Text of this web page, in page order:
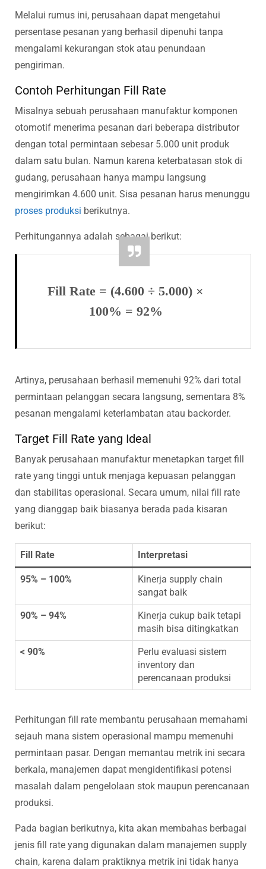
Melalui rumus ini, perusahaan dapat mengetahui
persentase pesanan yang berhasil dipenuhi tanpa
mengalami kekurangan stok atau penundaan
pengiriman.
Contoh Perhitungan Fill Rate
Misalnya sebuah perusahaan manufaktur komponen
otomotif menerima pesanan dari beberapa distributor
dengan total permintaan sebesar 5.000 unit produk
dalam satu bulan. Namun karena keterbatasan stok di
gudang, perusahaan hanya mampu langsung
mengirimkan 4.600 unit. Sisa pesanan harus menunggu
proses produksi berikutnya.
Perhitungannya adalah sebagai berikut:
Fill Rate = (4.600 ÷ 5.000) ×
100% = 92%
Artinya, perusahaan berhasil memenuhi 92% dari total
permintaan pelanggan secara langsung, sementara 8%
pesanan mengalami keterlambatan atau backorder.
Target Fill Rate yang Ideal
Banyak perusahaan manufaktur menetapkan target fill
rate yang tinggi untuk menjaga kepuasan pelanggan
dan stabilitas operasional. Secara umum, nilai fill rate
yang dianggap baik biasanya berada pada kisaran
berikut:
Fill Rate Interpretasi
95% – 100%
Kinerja supply chain
sangat baik
90% – 94%
Kinerja cukup baik tetapi
masih bisa ditingkatkan
< 90%
Perlu evaluasi sistem
inventory dan
perencanaan produksi
Perhitungan fill rate membantu perusahaan memahami
sejauh mana sistem operasional mampu memenuhi
permintaan pasar. Dengan memantau metrik ini secara
berkala, manajemen dapat mengidentifikasi potensi
masalah dalam pengelolaan stok maupun perencanaan
produksi.
Pada bagian berikutnya, kita akan membahas berbagai
jenis fill rate yang digunakan dalam manajemen supply
chain, karena dalam praktiknya metrik ini tidak hanya